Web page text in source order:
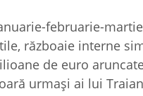
februarie-
războaie interne
de euro
urmaşi ai lui